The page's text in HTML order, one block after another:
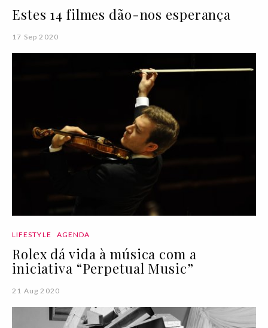
Estes 14 filmes dão-nos esperança
17 Sep 2020
LIFESTYLE AGENDA
Rolex dá vida à música com a
iniciativa “Perpetual Music”
21 Aug 2020